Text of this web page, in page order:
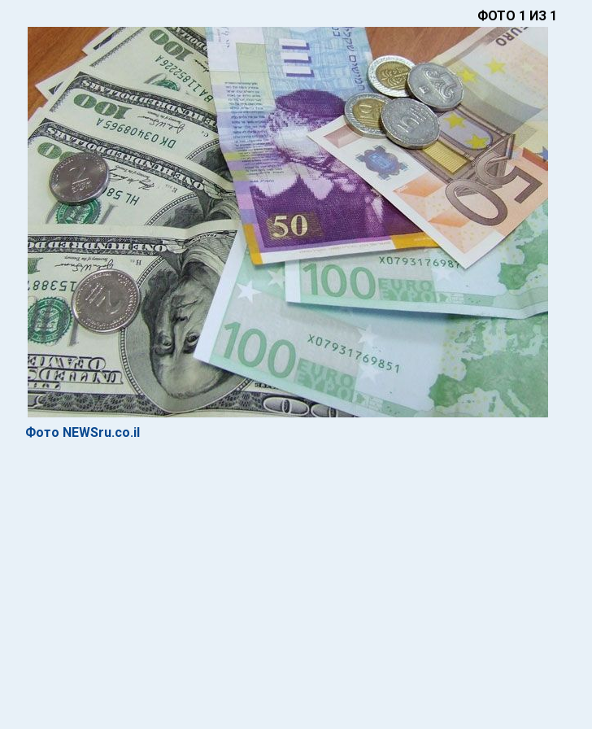
ФОТО 1 ИЗ 1
Фото NEWSru.co.il